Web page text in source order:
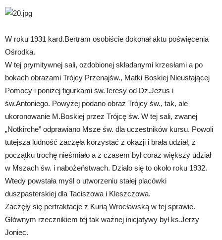
W roku 1931 kard.Bertram osobiście dokonał aktu poświęcenia
Ośrodka.
W tej prymitywnej sali, ozdobionej składanymi krzesłami a po
bokach obrazami Trójcy Przenajśw., Matki Boskiej Nieustającej
Pomocy i poniżej figurkami św.Teresy od Dz.Jezus i
św.Antoniego. Powyżej podano obraz Trójcy św., tak, ale
ukoronowanie M.Boskiej przez Trójcę św. W tej sali, zwanej
„Notkirche” odprawiano Msze św. dla uczestników kursu. Powoli
tutejsza ludność zaczęła korzystać z okazji i brała udział, z
początku trochę nieśmiało a z czasem był coraz większy udział
w Mszach św. i nabożeństwach. Działo się to około roku 1932.
Wtedy powstała myśl o utworzeniu stałej placówki
duszpasterskiej dla Taciszowa i Kleszczowa.
Zaczęły się pertraktacje z Kurią Wrocławską w tej sprawie.
Głównym rzecznikiem tej tak ważnej inicjatywy był ks.Jerzy
Joniec.